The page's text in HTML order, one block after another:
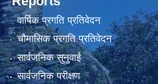
वार्षिक प्रगति प्रतिवेदन
चौमासिक प्रगति प्रतिवेदन
सार्वजनिक सुनुवाई
सार्वजनिक परीक्षण